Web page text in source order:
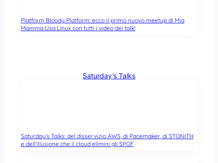
Platform Bloody Platform: ecco il primo nuovo meetup di Mia
Mamma Usa Linux con tutti i video dei talk!
Saturday’s Talks
Saturday’s Talks: del disservizio AWS, di Pacemaker, di STONITH
e dell’illusione che il cloud elimini gli SPOF